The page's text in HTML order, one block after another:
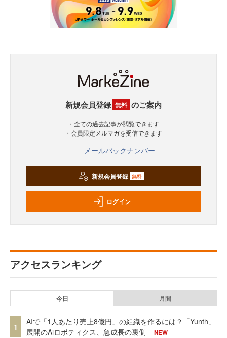
新規会員登録 無料 のご案内
・全ての過去記事が閲覧できます
・会員限定メルマガを受信できます
メールバックナンバー
新規会員登録 無料
ログイン
アクセスランキング
今日 月間
1
AIで「1人あたり売上8億円」の組織を作るには？「Yunth」
展開のAiロボティクス、急成長の裏側
NEW